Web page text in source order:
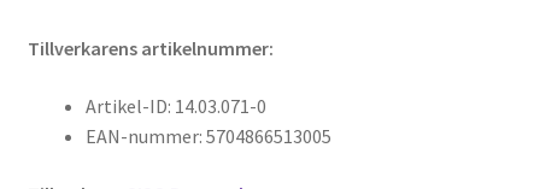
Tillverkarens artikelnummer:
Artikel-ID: 14.03.071-0
EAN-nummer: 5704866513005